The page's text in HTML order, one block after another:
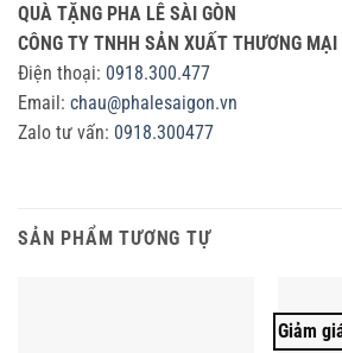
QUÀ TẶNG PHA LÊ SÀI GÒN
CÔNG TY TNHH SẢN XUẤT THƯƠNG MẠI
Điện thoại: 0918.300.477
Email: chau@phalesaigon.vn
Zalo tư vấn: 0918.300477
SẢN PHẨM TƯƠNG TỰ
Giảm